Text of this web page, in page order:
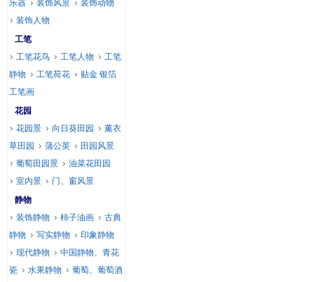
乐器 装饰风景
装饰动物
装饰人物
工笔
工笔花鸟
工笔人物
工笔
静物
工笔荷花
贴金 银箔
工笔画
花园
花园景
向日葵田园
薰衣
草田园
蒲公英
田园风景
葡萄田园景
油菜花田园
室内景
门、窗风景
静物
装饰静物
柿子油画
古典
静物
写实静物
印象静物
现代静物
中国静物、青花
瓷
水果静物
葡萄、葡萄酒